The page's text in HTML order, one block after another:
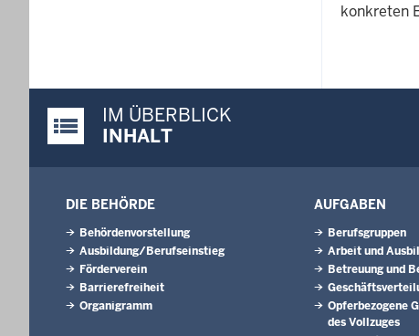
konkreten
Justiz-Portal im Überblick:
IM ÜBERBLICK
INHALT
DIE BEHÖRDE
Behördenvorstellung
Ausbildung/Berufseinstieg
Förderverein
Barrierefreiheit
Organigramm
AUFGABEN
Berufsgruppen
Arbeit und
Betreuung und
Opferbezogene
des Vollzuges